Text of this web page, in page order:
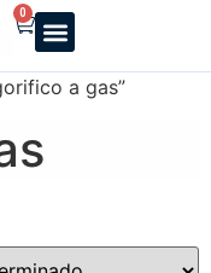
0
a gas”